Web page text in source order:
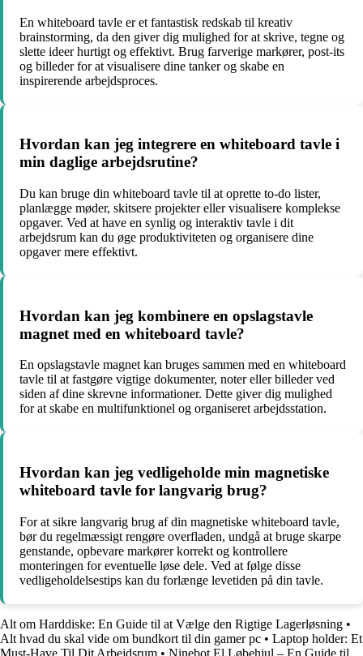
En whiteboard tavle er et fantastisk redskab til kreativ
brainstorming, da den giver dig mulighed for at skrive, tegne og
slette ideer hurtigt og effektivt. Brug farverige markører, post-its
og billeder for at visualisere dine tanker og skabe en
inspirerende arbejdsproces.
Hvordan kan jeg integrere en whiteboard tavle i
min daglige arbejdsrutine?
Du kan bruge din whiteboard tavle til at oprette to-do lister,
planlægge møder, skitsere projekter eller visualisere komplekse
opgaver. Ved at have en synlig og interaktiv tavle i dit
arbejdsrum kan du øge produktiviteten og organisere dine
opgaver mere effektivt.
Hvordan kan jeg kombinere en opslagstavle
magnet med en whiteboard tavle?
En opslagstavle magnet kan bruges sammen med en whiteboard
tavle til at fastgøre vigtige dokumenter, noter eller billeder ved
siden af dine skrevne informationer. Dette giver dig mulighed
for at skabe en multifunktionel og organiseret arbejdsstation.
Hvordan kan jeg vedligeholde min magnetiske
whiteboard tavle for langvarig brug?
For at sikre langvarig brug af din magnetiske whiteboard tavle,
bør du regelmæssigt rengøre overfladen, undgå at bruge skarpe
genstande, opbevare markører korrekt og kontrollere
monteringen for eventuelle løse dele. Ved at følge disse
vedligeholdelsestips kan du forlænge levetiden på din tavle.
Alt om Harddiske: En Guide til at Vælge den Rigtige Lagerløsning •
Alt hvad du skal vide om bundkort til din gamer pc • Laptop holder: Et
Must-Have Til Dit Arbejdsrum • Ninebot El Løbehjul – En Guide til